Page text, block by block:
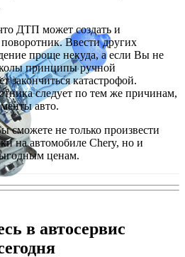
ДТП может создать и
Ввести других
проще некуда, а если Вы не
принципы ручной
закончиться катастрофой.
следует по тем же причинам,
авто.
не только произвести
на автомобиле Chery, но и
ценам.
в автосервис